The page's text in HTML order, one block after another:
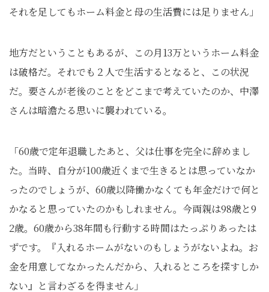
それを足してもホーム料金と母の生活費には足りません」
地方だということもあるが、この月13万というホーム料金
は破格だ。それでも２人で生活するとなると、この状況
だ。要さんが老後のことをどこまで考えていたのか、中澤
さんは暗澹たる思いに襲われている。
「60歳で定年退職したあと、父は仕事を完全に辞めまし
た。当時、自分が100歳近くまで生きるとは思っていなか
ったのでしょうが、60歳以降働かなくても年金だけで何と
かなると思っていたのかもしれません。今両親は98歳と9
2歳。60歳から38年間も行動する時間はたっぷりあったは
ずです。『入れるホームがないのもしょうがないよね。お
金を用意してなかったんだから、入れるところを探すしか
ない』と言わざるを得ません」